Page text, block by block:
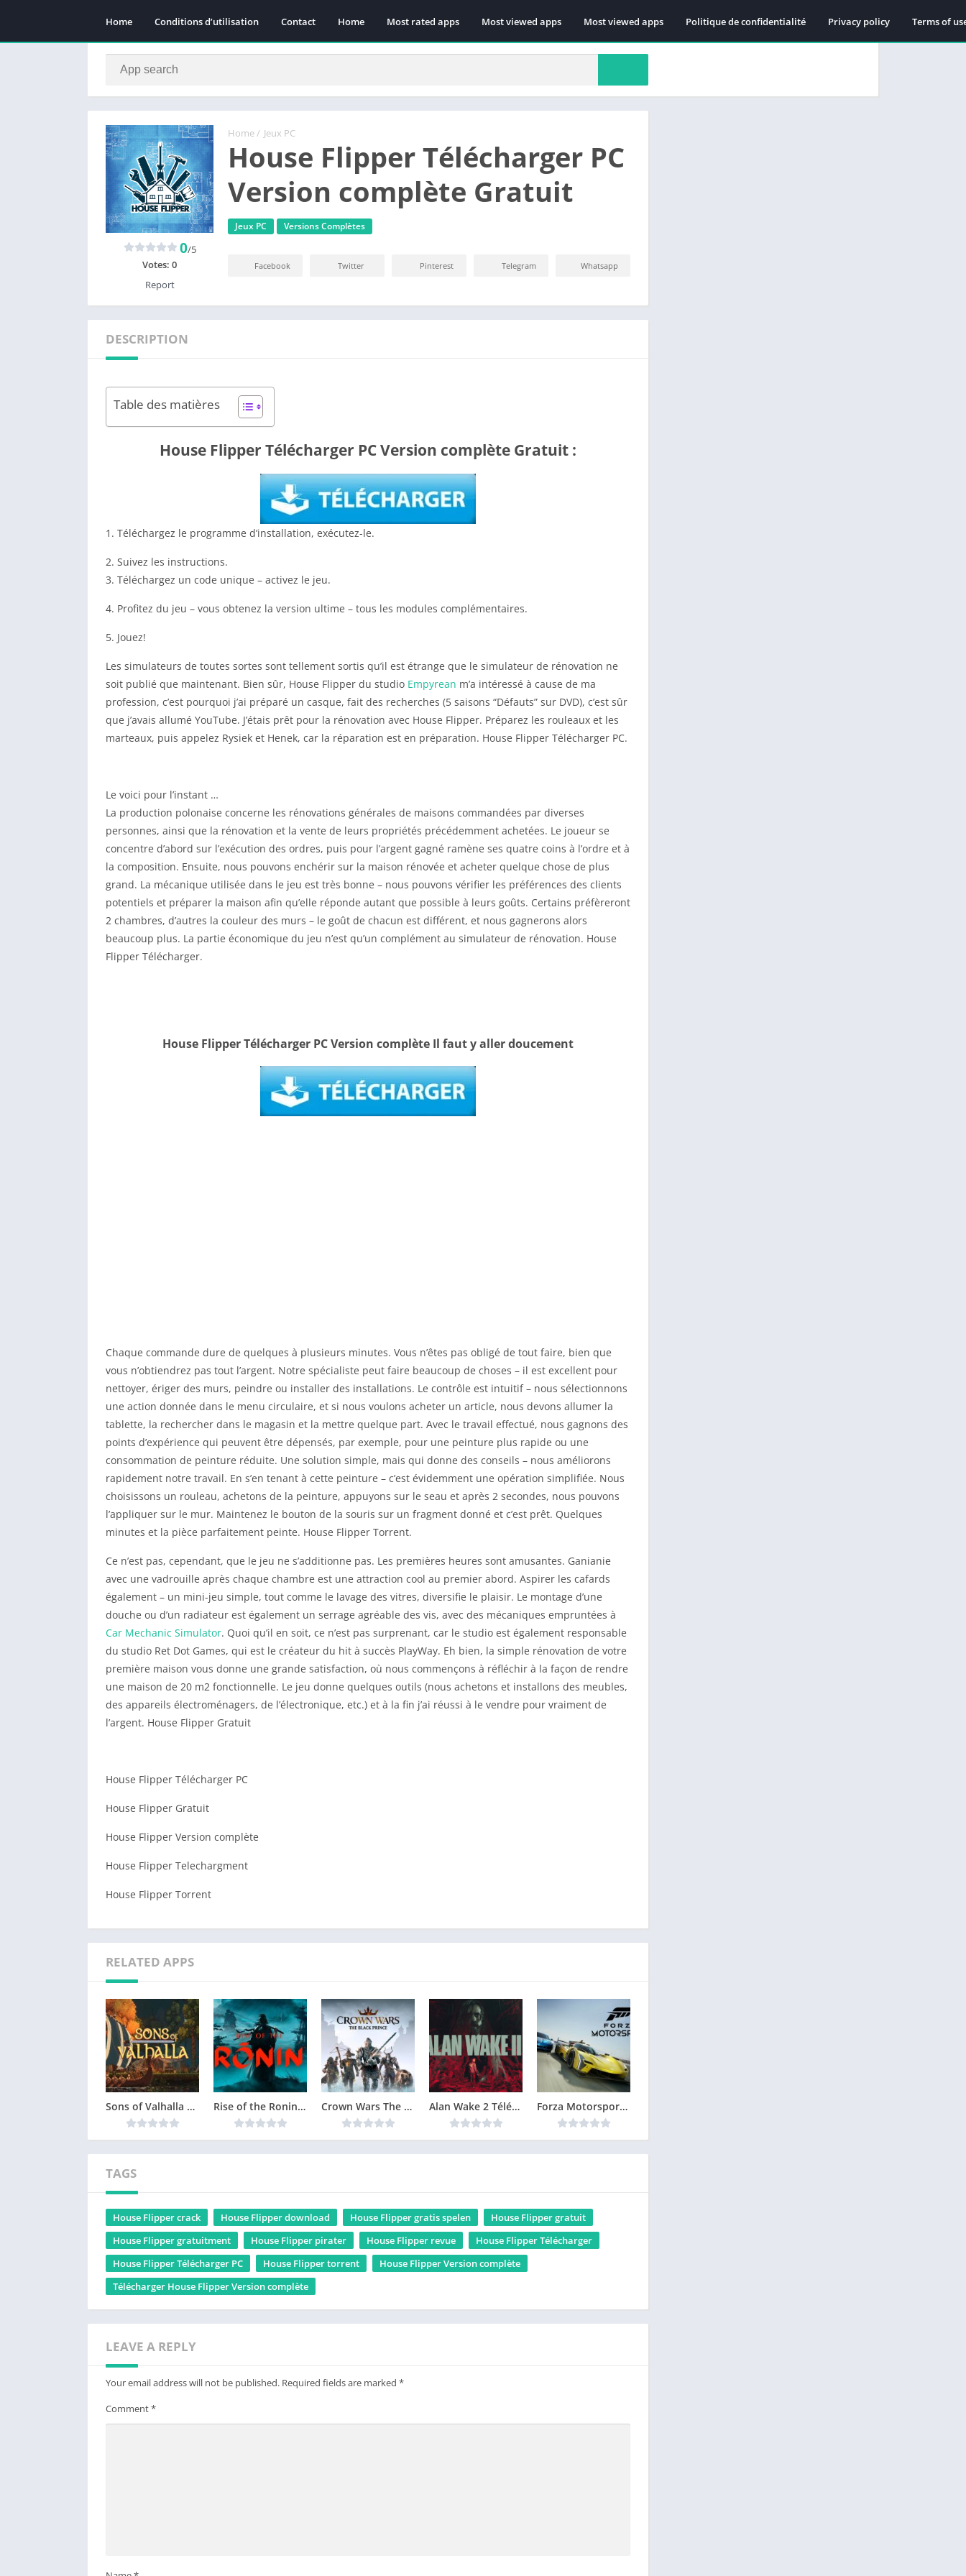
Home Conditions d’utilisation Contact Home Most rated apps Most viewed apps Most viewed apps Politique de confidentialité Privacy policy Terms of
Home / Jeux PC
House Flipper Télécharger PC
Version complète Gratuit
Jeux PC Versions Complètes
0/5
Votes: 0
Report
Facebook Twitter Pinterest Telegram Whatsapp
DESCRIPTION
Table des matières
House Flipper Télécharger PC Version complète Gratuit :
1. Téléchargez le programme d’installation, exécutez-le.
2. Suivez les instructions.
3. Téléchargez un code unique – activez le jeu.
4. Profitez du jeu – vous obtenez la version ultime – tous les modules complémentaires.
5. Jouez!
Les simulateurs de toutes sortes sont tellement sortis qu’il est étrange que le simulateur de rénovation ne
soit publié que maintenant. Bien sûr, House Flipper du studio Empyrean m’a intéressé à cause de ma
profession, c’est pourquoi j’ai préparé un casque, fait des recherches (5 saisons “Défauts” sur DVD), c’est sûr
que j’avais allumé YouTube. J’étais prêt pour la rénovation avec House Flipper. Préparez les rouleaux et les
marteaux, puis appelez Rysiek et Henek, car la réparation est en préparation. House Flipper Télécharger PC.
Le voici pour l’instant …
La production polonaise concerne les rénovations générales de maisons commandées par diverses
personnes, ainsi que la rénovation et la vente de leurs propriétés précédemment achetées. Le joueur se
concentre d’abord sur l’exécution des ordres, puis pour l’argent gagné ramène ses quatre coins à l’ordre et à
la composition. Ensuite, nous pouvons enchérir sur la maison rénovée et acheter quelque chose de plus
grand. La mécanique utilisée dans le jeu est très bonne – nous pouvons vérifier les préférences des clients
potentiels et préparer la maison afin qu’elle réponde autant que possible à leurs goûts. Certains préfèreront
2 chambres, d’autres la couleur des murs – le goût de chacun est différent, et nous gagnerons alors
beaucoup plus. La partie économique du jeu n’est qu’un complément au simulateur de rénovation. House
Flipper Télécharger.
House Flipper Télécharger PC Version complète Il faut y aller doucement
Chaque commande dure de quelques à plusieurs minutes. Vous n’êtes pas obligé de tout faire, bien que
vous n’obtiendrez pas tout l’argent. Notre spécialiste peut faire beaucoup de choses – il est excellent pour
nettoyer, ériger des murs, peindre ou installer des installations. Le contrôle est intuitif – nous sélectionnons
une action donnée dans le menu circulaire, et si nous voulons acheter un article, nous devons allumer la
tablette, la rechercher dans le magasin et la mettre quelque part. Avec le travail effectué, nous gagnons des
points d’expérience qui peuvent être dépensés, par exemple, pour une peinture plus rapide ou une
consommation de peinture réduite. Une solution simple, mais qui donne des conseils – nous améliorons
rapidement notre travail. En s’en tenant à cette peinture – c’est évidemment une opération simplifiée. Nous
choisissons un rouleau, achetons de la peinture, appuyons sur le seau et après 2 secondes, nous pouvons
l’appliquer sur le mur. Maintenez le bouton de la souris sur un fragment donné et c’est prêt. Quelques
minutes et la pièce parfaitement peinte. House Flipper Torrent.
Ce n’est pas, cependant, que le jeu ne s’additionne pas. Les premières heures sont amusantes. Ganianie
avec une vadrouille après chaque chambre est une attraction cool au premier abord. Aspirer les cafards
également – un mini-jeu simple, tout comme le lavage des vitres, diversifie le plaisir. Le montage d’une
douche ou d’un radiateur est également un serrage agréable des vis, avec des mécaniques empruntées à
Car Mechanic Simulator. Quoi qu’il en soit, ce n’est pas surprenant, car le studio est également responsable
du studio Ret Dot Games, qui est le créateur du hit à succès PlayWay. Eh bien, la simple rénovation de votre
première maison vous donne une grande satisfaction, où nous commençons à réfléchir à la façon de rendre
une maison de 20 m2 fonctionnelle. Le jeu donne quelques outils (nous achetons et installons des meubles,
des appareils électroménagers, de l’électronique, etc.) et à la fin j’ai réussi à le vendre pour vraiment de
l’argent. House Flipper Gratuit
House Flipper Télécharger PC
House Flipper Gratuit
House Flipper Version complète
House Flipper Telechargment
House Flipper Torrent
RELATED APPS
Sons of Valhalla Version Complète jeu pour PC Rise of the Ronin Version Complète jeu pour PC Crown Wars The Black Prince Version Complète jeu pour PC Alan Wake 2 Télécharger Gratuit Jeu PC Forza Motorsport 8 Télécharger PC Gratuit
TAGS
House Flipper crack House Flipper download House Flipper gratis spelen
House Flipper gratuit
House Flipper gratuitment
House Flipper pirater House Flipper revue
House Flipper Télécharger
House Flipper Télécharger PC
House Flipper torrent
House Flipper Version complète
Télécharger House Flipper Version complète
LEAVE A REPLY
Your email address will not be published. Required fields are marked *
Comment*